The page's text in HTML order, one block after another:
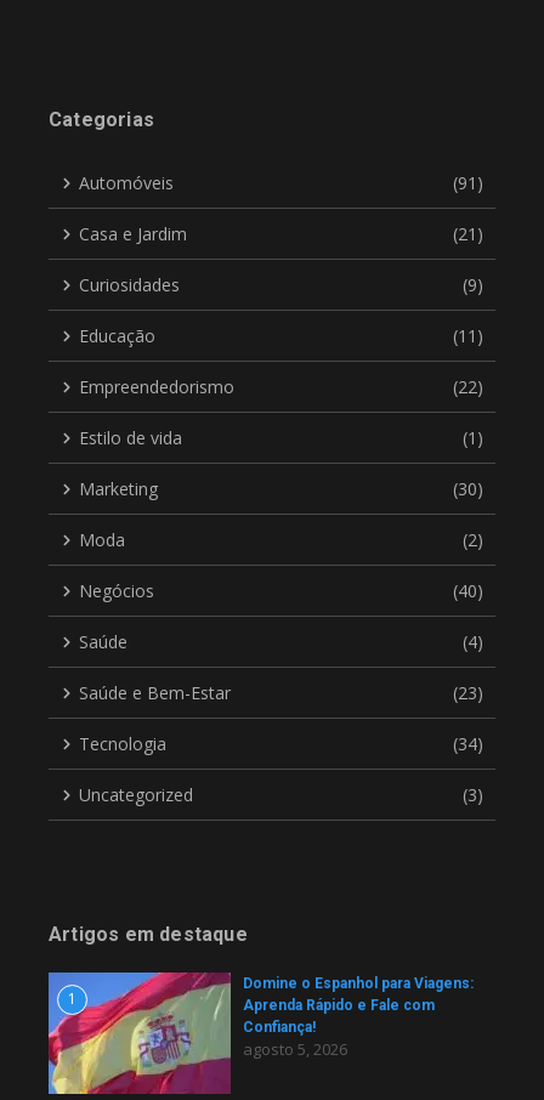
Categorias
Automóveis (91)
Casa e Jardim (21)
Curiosidades (9)
Educação (11)
Empreendedorismo (22)
Estilo de vida (1)
Marketing (30)
Moda (2)
Negócios (40)
Saúde (4)
Saúde e Bem-Estar (23)
Tecnologia (34)
Uncategorized (3)
Artigos em destaque
1
Domine o Espanhol para Viagens:
Aprenda Rápido e Fale com
Confiança!
agosto 5, 2026